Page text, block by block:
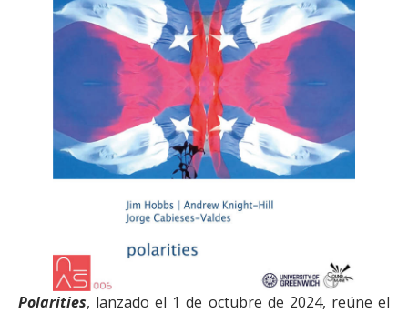
Polarities, lanzado el 1 de octubre de 2024, reúne el